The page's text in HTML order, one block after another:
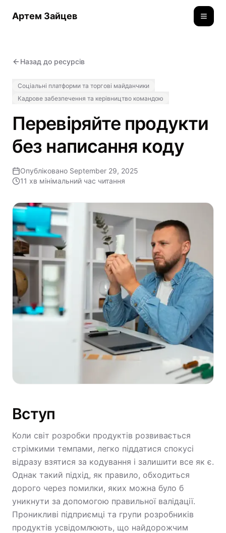
Артем Зайцев
Назад до ресурсів
Соціальні платформи та торгові майданчики
Кадрове забезпечення та керівництво командою
Перевіряйте продукти
без написання коду
Опубліковано September 29, 2025
11 хв мінімальний час читання
Вступ
Коли світ розробки продуктів розвивається
стрімкими темпами, легко піддатися спокусі
відразу взятися за кодування і залишити все як є.
Однак такий підхід, як правило, обходиться
дорого через помилки, яких можна було б
уникнути за допомогою правильної валідації.
Проникливі підприємці та групи розробників
продуктів усвідомлюють, що найдорожчим